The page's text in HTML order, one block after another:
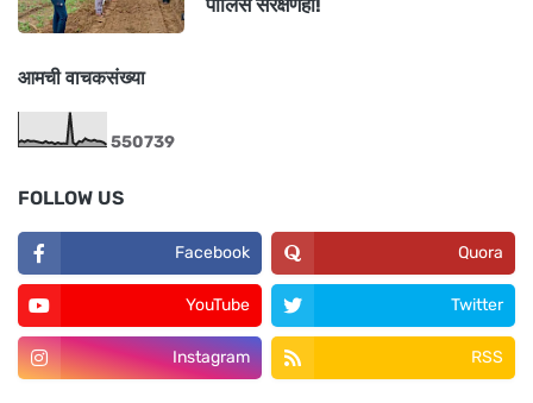
आमची वाचकसंख्या
550739
FOLLOW US
Facebook Quora
YouTube Twitter
Instagram RSS